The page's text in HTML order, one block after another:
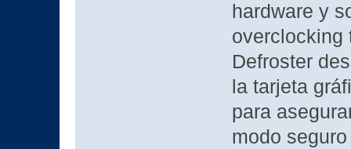
hardware y
overclocking
Defroster
la tarjeta
para
modo